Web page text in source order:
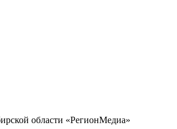
области «РегионМедиа»